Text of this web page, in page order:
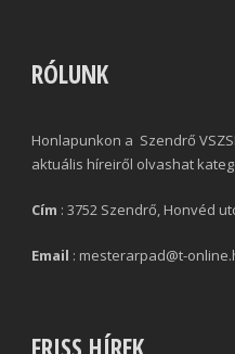
RÓLUNK
Honlapunkon a Szendrő
aktuális híreiről olvashat
Cím : 3752 Szendrő, Honvéd
Email : mesterarpad@t-
FRISS HÍREK